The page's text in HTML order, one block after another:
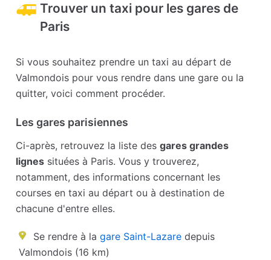
Trouver un taxi pour les gares de
Paris
Si vous souhaitez prendre un taxi au départ de
Valmondois pour vous rendre dans une gare ou la
quitter, voici comment procéder.
Les gares parisiennes
Ci-après, retrouvez la liste desgares grandes
lignes situées à Paris. Vous y trouverez,
notamment, des informations concernant les
courses en taxi au départ ou à destination de
chacune d'entre elles.
Se rendre à la gare Saint-Lazare depuis
Valmondois (16 km)